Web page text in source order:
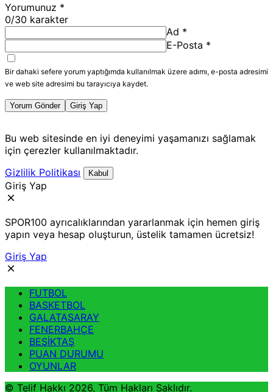
Yorumunuz *
0/30 karakter
Ad *
E-Posta *
Bir dahaki sefere yorum yaptığımda kullanılmak üzere adımı, e-posta adresimi
ve web site adresimi bu tarayıcıya kaydet.
Yorum Gönder Giriş Yap
Bu web sitesinde en iyi deneyimi yaşamanızı sağlamak
için çerezler kullanılmaktadır.
Gizlilik Politikası
Kabul
Giriş Yap
SPOR100 ayrıcalıklarından yararlanmak için hemen giriş
yapın veya hesap oluşturun, üstelik tamamen ücretsiz!
Giriş Yap
FUTBOL
BASKETBOL
GALATASARAY
FENERBAHÇE
BEŞİKTAŞ
PUAN DURUMU
OYUNLAR
© Telif Hakkı 2026, Tüm Hakları Saklıdır.